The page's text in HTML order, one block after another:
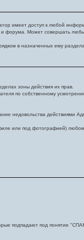
имеет доступ к любой
и форума. Может совершать
в назначенных ему
зоны действия их прав.
по собственному
недовольства действиями
или под фотографией)
подпадают под понятие